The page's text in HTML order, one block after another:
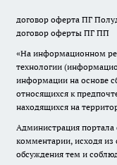
договор оферта ПГ
договор оферты ПГ ПП
«На информационном
технологии
информации на основе
относящихся к
находящихся на
Администрация портала
комментарии, исходя из
обсуждения тем и